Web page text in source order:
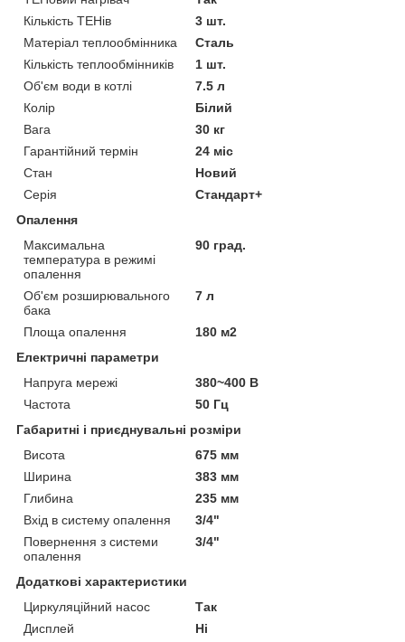
Кількість ТЕНів
3 шт.
Матеріал теплообмінника
Сталь
Кількість теплообмінників
1 шт.
Об'єм води в котлі
7.5 л
Колір
Білий
Вага
30 кг
Гарантійний термін
24 міс
Стан
Новий
Серія
Стандарт+
Опалення
Максимальна
температура в режимі
опалення
90 град.
Об'єм розширювального
бака
7 л
Площа опалення
180 м2
Електричні параметри
Напруга мережі
380~400 В
Частота
50 Гц
Габаритні і приєднувальні розміри
Висота
675 мм
Ширина
383 мм
Глибина
235 мм
Вхід в систему опалення
3/4"
Повернення з системи
опалення
3/4"
Додаткові характеристики
Циркуляційний насос
Так
Дисплей
Ні